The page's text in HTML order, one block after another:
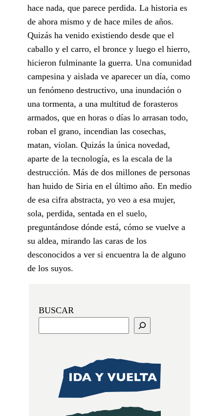
hace nada, que parece perdida. La historia es
de ahora mismo y de hace miles de años.
Quizás ha venido existiendo desde que el
caballo y el carro, el bronce y luego el hierro,
hicieron fulminante la guerra. Una comunidad
campesina y aislada ve aparecer un día, como
un fenómeno destructivo, una inundación o
una tormenta, a una multitud de forasteros
armados, que en horas o días lo arrasan todo,
roban el grano, incendian las cosechas,
matan, violan. Quizás la única novedad,
aparte de la tecnología, es la escala de la
destrucción. Más de dos millones de personas
han huido de Siria en el último año. En medio
de esa cifra abstracta, yo veo a esa mujer,
sola, perdida, sentada en el suelo,
preguntándose dónde está, cómo se vuelve a
su aldea, mirando las caras de los
desconocidos a ver si encuentra la de alguno
de los suyos.
BUSCAR